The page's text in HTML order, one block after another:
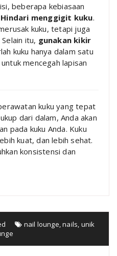
beberapa kebiasaan
Hindari menggigit kuku.
kuku, tetapi juga
itu, gunakan kikir
kuku hanya dalam satu
mencegah lapisan
kuku yang tepat
dari dalam, Anda akan
pada kuku Anda. Kuku
kuat, dan lebih sehat.
konsistensi dan
nail lounge ,nails unik